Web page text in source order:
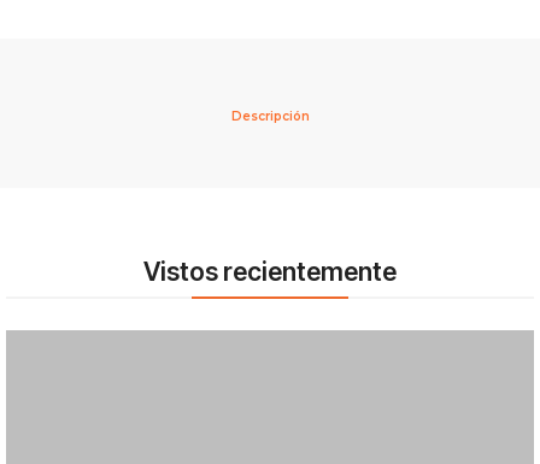
Descripción
Vistos recientemente